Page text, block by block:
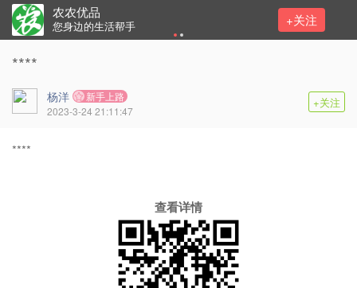
****
杨洋
新手上路
2023-3-24 21:11:47
+关注
****
查看详情
农农优品
您身边的生活帮手 +关注